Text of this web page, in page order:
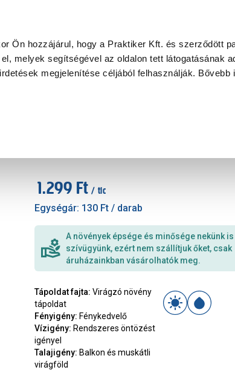
Ön hozzájárul, hogy a Praktiker Kft. és szerződött
melyek segítségével az oldalon tett látogatásának
megjelenítése céljából felhasználják. Bővebb
Szakiajánló Ügyintézés és Információ
1.299 Ft / tlc
Egységár: 130 Ft / darab
A növények épsége és minősége nekünk is
szívügyünk, ezért nem szállítjuk őket, csak
áruházainkban vásárolhatók meg.
Tápoldat fajta: Virágzó növény
tápoldat
Fényigény: Fénykedvelő
Vízigény: Rendszeres öntözést
igényel
Talajigény: Balkon és muskátli
virágföld